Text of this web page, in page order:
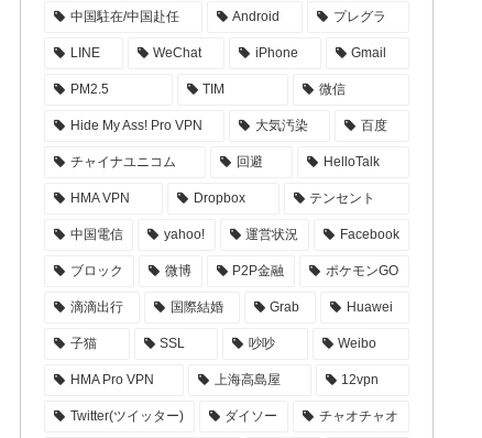
中国駐在/中国赴任 Android プレグラ
LINE WeChat iPhone Gmail
PM2.5 TIM 微信
Hide My Ass! Pro VPN 大気汚染 百度
チャイナユニコム 回避 HelloTalk
HMA VPN Dropbox テンセント
中国電信 yahoo! 運営状況 Facebook
ブロック 微博 P2P金融 ポケモンGO
滴滴出行 国際結婚 Grab Huawei
子猫 SSL 吵吵 Weibo
HMA Pro VPN 上海高島屋 12vpn
Twitter(ツイッター) ダイソー チャオチャオ